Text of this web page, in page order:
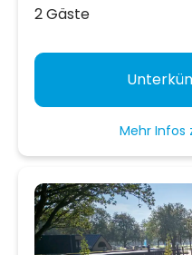
2 Gäste
Mehr Infos